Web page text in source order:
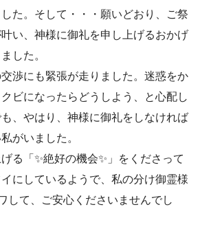
た。そして・・・願いどおり、ご祭
い、神様に御礼を申し上げるおかげ
りました。
渉にも緊張が走りました。迷惑をか
ビになったらどうしよう、と心配し
、やはり、神様に御礼をしなければ
がいました。
る「 ✨絶好の機会✨ 」をくださって
にしているようで、私の分け御霊様
して、ご安心くださいませんでし